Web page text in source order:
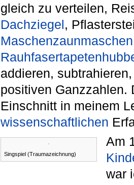
gleich zu verteilen,
Dachziegel,
Maschenzaunmaschen
addieren,
positiven Ganzzahlen.
Einschnitt in meinem
wissenschaftlichen
Singspiel (Traumazeichnung)
Am
war